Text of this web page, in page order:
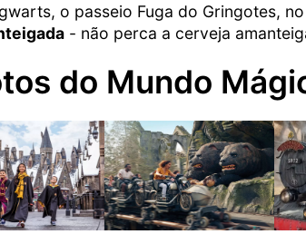
o passeio Fuga do Gringotes,
- não perca a cerveja
do Mundo